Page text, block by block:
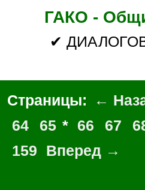
ГАКО -
✔
Страницы: ←
64
65 * 66 67
159
Вперед →